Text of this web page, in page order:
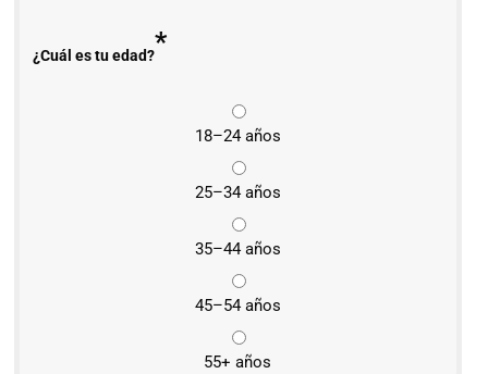
¿Cuál es tu edad?*
18–24 años
25–34 años
35–44 años
45–54 años
55+ años